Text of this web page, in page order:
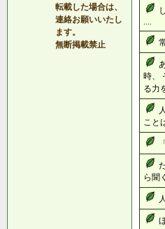
転載した場合は、
連絡お願いいたし
ます。
無断掲載禁止
....
時、
る力
こと
ら聞